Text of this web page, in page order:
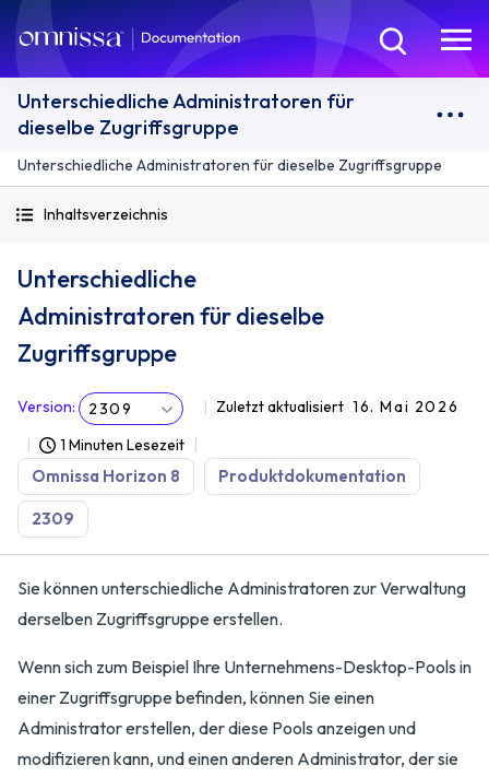
Unterschiedliche Administratoren für
dieselbe Zugriffsgruppe
Unterschiedliche Administratoren für dieselbe Zugriffsgruppe
Inhaltsverzeichnis
Unterschiedliche
Administratoren für dieselbe
Zugriffsgruppe
Version: 2309 Zuletzt aktualisiert 16. Mai 2026
1 Minuten Lesezeit
Omnissa Horizon 8 Produktdokumentation
2309
Sie können unterschiedliche Administratoren zur Verwaltung
derselben Zugriffsgruppe erstellen.
Wenn sich zum Beispiel Ihre Unternehmens-Desktop-Pools in
einer Zugriffsgruppe befinden, können Sie einen
Administrator erstellen, der diese Pools anzeigen und
modifizieren kann, und einen anderen Administrator, der sie